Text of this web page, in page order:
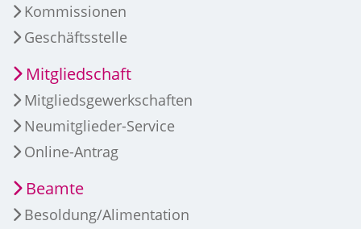
Kommissionen
Geschäftsstelle
Mitgliedschaft
Mitgliedsgewerkschaften
Neumitglieder-Service
Online-Antrag
Beamte
Besoldung/Alimentation